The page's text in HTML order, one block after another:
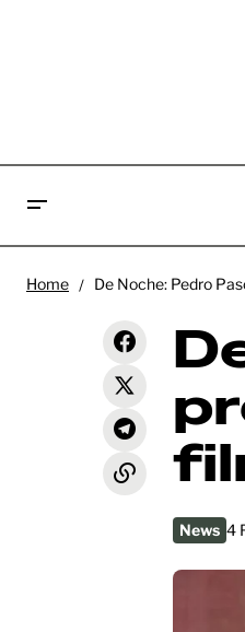
Non aprite quella porta:
sviluppo serie Tv e film
Home De Noche: Pedro
News 4